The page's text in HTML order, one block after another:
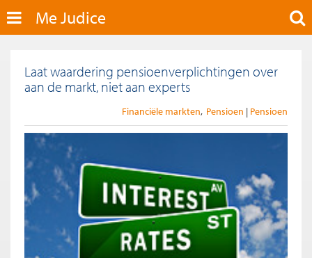
Me Judice
Laat waardering pensioenverplichtingen over
aan de markt, niet aan experts
Financiële markten Pensioen Pensioen